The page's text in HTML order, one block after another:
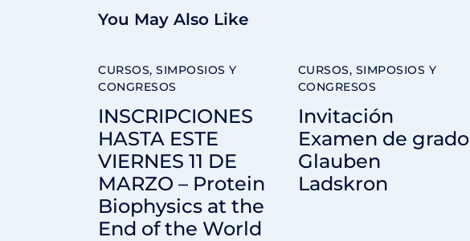
You May Also Like
CURSOS, SIMPOSIOS Y
CONGRESOS
INSCRIPCIONES
HASTA ESTE
VIERNES 11 DE
MARZO – Protein
Biophysics at the
End of the World
CURSOS, SIMPOSIOS Y
CONGRESOS
Invitación
Examen de grado
Glauben
Ladskron